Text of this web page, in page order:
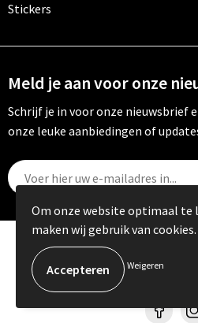
Stickers
Meld je aan voor onze
Schrijf je in voor onze nieuwsbrief
onze leuke aanbiedingen of
© Copyright
Om onze website optimaal
maken wij gebruik van cookies.
Weigeren